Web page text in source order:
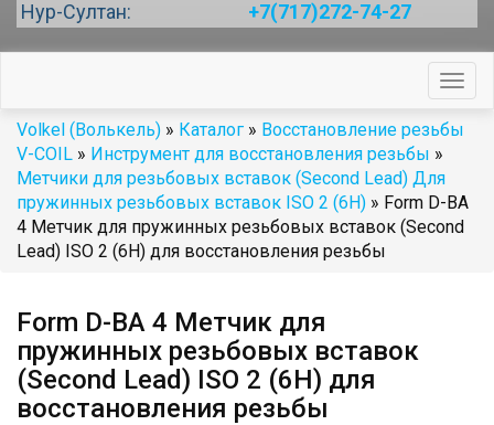
Нур-Султан:
+7(717)272-74-27
Volkel (Волькель) » Каталог » Восстановление резьбы
V-COIL » Инструмент для восстановления резьбы »
Метчики для резьбовых вставок (Second Lead) Для
пружинных резьбовых вставок ISO 2 (6H) » Form D-BA
4 Метчик для пружинных резьбовых вставок (Second
Lead) ISO 2 (6H) для восстановления резьбы
Form D-BA 4 Метчик для
пружинных резьбовых вставок
(Second Lead) ISO 2 (6H) для
восстановления резьбы